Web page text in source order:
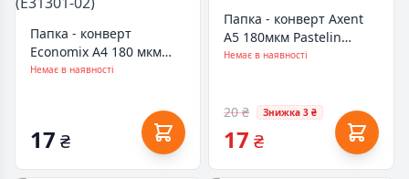
Папка - конверт
Economix А4 180 мкм
фактура "глянець", синя
Немає в наявності
17 ₴
Папка - конверт Axent
А5 180мкм Pastelin
Персикова (1522-42-A)
Немає в наявності
20 ₴ Знижка 3 ₴
17 ₴